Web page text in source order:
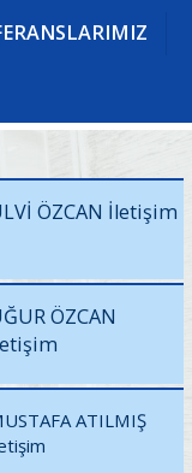
ÖZCAN İletişim
ÖZCAN
ATILMIŞ